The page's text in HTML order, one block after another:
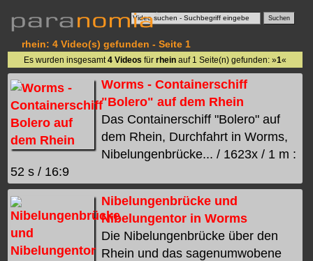
rhein: 4 Video(s) gefunden - Seite 1
Es wurden insgesamt 4 Videos für rheinauf 1 Seite(n) gefunden: »1«
Worms - Containerschiff
"Bolero" auf dem Rhein
Das Containerschiff "Bolero" auf
dem Rhein, Durchfahrt in Worms,
Nibelungenbrücke... / 1623x / 1 m :
52 s / 16:9
Nibelungenbrücke und
Nibelungentor in Worms
Die Nibelungenbrücke über den
Rhein und das sagenumwobene